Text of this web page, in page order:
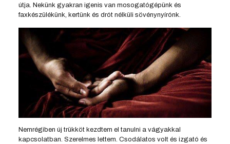
útja. Nekünk gyakran igenis van mosogatógépünk és
faxkészülékünk, kertünk és drót nélküli sövénynyírónk.
Nemrégiben új trükköt kezdtem el tanulni a vágyakkal
kapcsolatban. Szerelmes lettem. Csodálatos volt és izgató és